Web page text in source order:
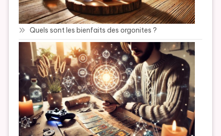
Quels sont les bienfaits des orgonites ?